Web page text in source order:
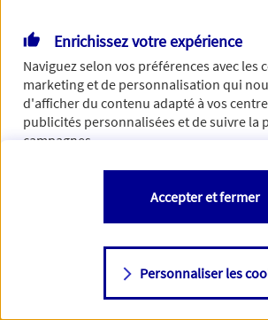
Si besoin, vous pouvez nous joindre
contact.
> Nous contacter
Enrichissez votre expérience
Naviguez selon vos préférences avec les
marketing et de personnalisation qui
d'afficher du contenu adapté à vos
publicités personnalisées et de suivre la
campagnes.
Vous êtes libre de les accepter, de les
changer d'avis à tout moment en allant sur
Consulter notre politique decookies
Personnaliser les
Accepter et fermer